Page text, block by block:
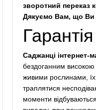
зворотний переказ
Дякуємо Вам, що Ви
Гарантія
Саджанці інтернет-
бездоганним високою
живими рослинами, їх
траплятися
моменти